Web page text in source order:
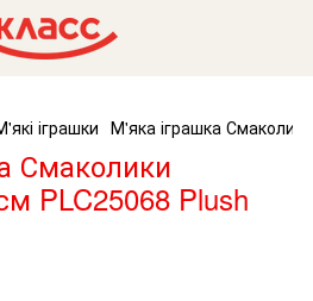
іграшки М'яка іграшка
Смаколики
PLC25068 Plush